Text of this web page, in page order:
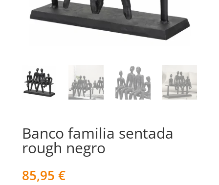
Banco familia sentada
rough negro
85,95 €